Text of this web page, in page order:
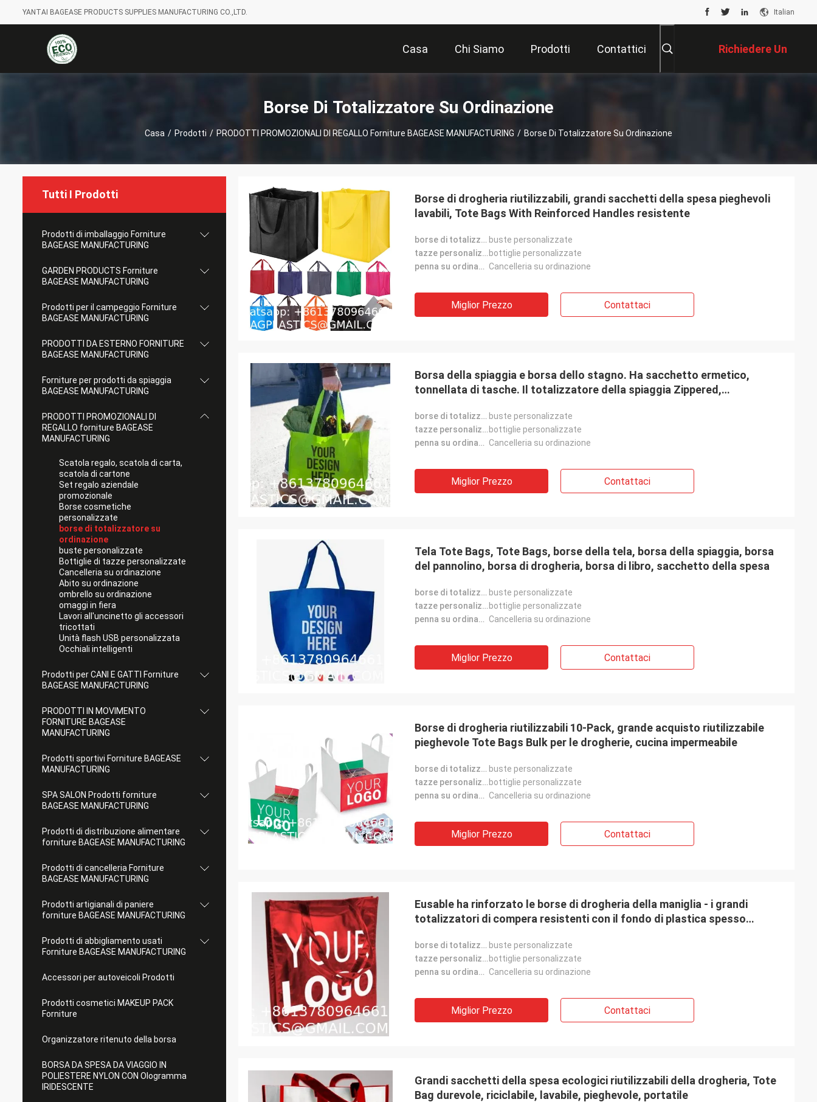
YANTAI BAGEASE PRODUCTS SUPPLIES MANUFACTURING CO.,LTD. Italian
Casa Chi Siamo Prodotti Contattici Richiedere Un
Preventivo
Borse Di Totalizzatore Su Ordinazione
Casa / Prodotti / PRODOTTI PROMOZIONALI DI REGALLO Forniture BAGEASE MANUFACTURING / Borse Di Totalizzatore Su Ordinazione
Tutti I Prodotti
Prodotti di imballaggio Forniture
BAGEASE MANUFACTURING
GARDEN PRODUCTS Forniture
BAGEASE MANUFACTURING
Prodotti per il campeggio Forniture
BAGEASE MANUFACTURING
PRODOTTI DA ESTERNO FORNITURE
BAGEASE MANUFACTURING
Forniture per prodotti da spiaggia
BAGEASE MANUFACTURING
PRODOTTI PROMOZIONALI DI
REGALLO forniture BAGEASE
MANUFACTURING
Scatola regalo, scatola di carta,
scatola di cartone
Set regalo aziendale
promozionale
Borse cosmetiche
personalizzate
borse di totalizzatore su
ordinazione
buste personalizzate
Bottiglie di tazze personalizzate
Cancelleria su ordinazione
Abito su ordinazione
ombrello su ordinazione
omaggi in fiera
Lavori all'uncinetto gli accessori
tricottati
Unità flash USB personalizzata
Occhiali intelligenti
Prodotti per CANI E GATTI Forniture
BAGEASE MANUFACTURING
PRODOTTI IN MOVIMENTO
FORNITURE BAGEASE
MANUFACTURING
Prodotti sportivi Forniture BAGEASE
MANUFACTURING
SPA SALON Prodotti forniture
BAGEASE MANUFACTURING
Prodotti di distribuzione alimentare
forniture BAGEASE MANUFACTURING
Prodotti di cancelleria Forniture
BAGEASE MANUFACTURING
Prodotti artigianali di paniere
forniture BAGEASE MANUFACTURING
Prodotti di abbigliamento usati
Forniture BAGEASE MANUFACTURING
Accessori per autoveicoli Prodotti
Prodotti cosmetici MAKEUP PACK
Forniture
Organizzatore ritenuto della borsa
BORSA DA SPESA DA VIAGGIO IN
POLIESTERE NYLON CON Ologramma
IRIDESCENTE
Borse di drogheria riutilizzabili, grandi sacchetti della spesa pieghevoli
lavabili, Tote Bags With Reinforced Handles resistente
borse di totalizzatore su ordinazione: buste personalizzate
tazze personalizzate: bottiglie personalizzate
penna su ordinazione: Cancelleria su ordinazione
Miglior Prezzo Contattaci
Borsa della spiaggia e borsa dello stagno. Ha sacchetto ermetico,
tonnellata di tasche. Il totalizzatore della spiaggia Zippered,
borse di totalizzatore su ordinazione: buste personalizzate
tazze personalizzate: bottiglie personalizzate
penna su ordinazione: Cancelleria su ordinazione
Miglior Prezzo Contattaci
Tela Tote Bags, Tote Bags, borse della tela, borsa della spiaggia, borsa
del pannolino, borsa di drogheria, borsa di libro, sacchetto della spesa
borse di totalizzatore su ordinazione: buste personalizzate
tazze personalizzate: bottiglie personalizzate
penna su ordinazione: Cancelleria su ordinazione
Miglior Prezzo Contattaci
Borse di drogheria riutilizzabili 10-Pack, grande acquisto riutilizzabile
pieghevole Tote Bags Bulk per le drogherie, cucina impermeabile
borse di totalizzatore su ordinazione: buste personalizzate
tazze personalizzate: bottiglie personalizzate
penna su ordinazione: Cancelleria su ordinazione
Miglior Prezzo Contattaci
Eusable ha rinforzato le borse di drogheria della maniglia - i grandi
totalizzatori di compera resistenti con il fondo di plastica spesso
borse di totalizzatore su ordinazione: buste personalizzate
tazze personalizzate: bottiglie personalizzate
penna su ordinazione: Cancelleria su ordinazione
Miglior Prezzo Contattaci
Grandi sacchetti della spesa ecologici riutilizzabili della drogheria, Tote
Bag durevole, riciclabile, lavabile, pieghevole, portatile